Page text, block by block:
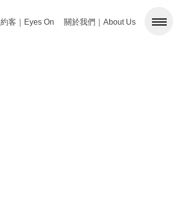
約客｜Eyes On 關於我們｜About Us